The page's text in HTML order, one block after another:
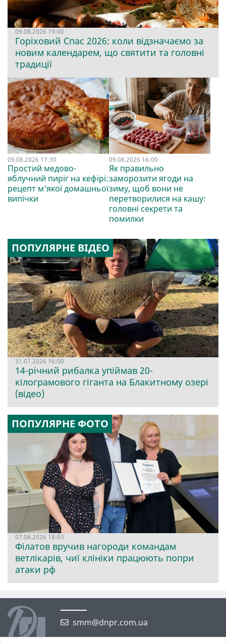
09.08.2026 19:00
Горіховий Спас 2026: коли відзначаємо за
новим календарем, що святити та головні
традиції
09.08.2026 17:30
Простий медово-
яблучний пиріг на кефірі:
рецепт м'якої домашньої
випічки
09.08.2026 16:00
Як правильно
заморозити ягоди на
зиму, щоб вони не
перетворилися на кашу:
головні секрети та
помилки
ПОПУЛЯРНЕ ВІДЕО
31.07.2026 16:00
14-річний рибалка упіймав 20-
кілограмового гіганта на Блакитному озері
(відео)
ПОПУЛЯРНЕ ФОТО
07.08.2026 18:03
Філатов вручив нагороди командам
ветлікарів, чиї клініки працюють попри
атаки рф
smm@dnpr.com.ua